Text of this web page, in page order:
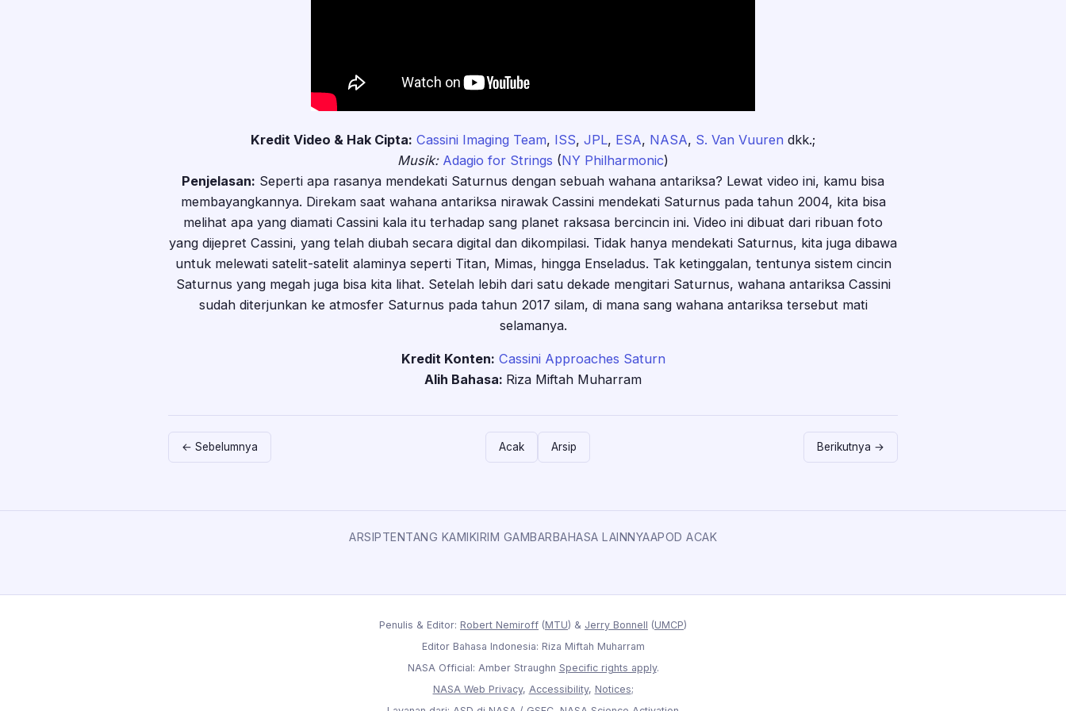
Kredit Video & Hak Cipta: Cassini Imaging Team, ISS, JPL, ESA, NASA, S. Van Vuuren dkk.;
Musik: Adagio for Strings (NY Philharmonic)
Penjelasan: Seperti apa rasanya mendekati Saturnus dengan sebuah wahana antariksa? Lewat video ini, kamu bisa
membayangkannya. Direkam saat wahana antariksa nirawak Cassini mendekati Saturnus pada tahun 2004, kita bisa
melihat apa yang diamati Cassini kala itu terhadap sang planet raksasa bercincin ini. Video ini dibuat dari ribuan foto
yang dijepret Cassini, yang telah diubah secara digital dan dikompilasi. Tidak hanya mendekati Saturnus, kita juga dibawa
untuk melewati satelit-satelit alaminya seperti Titan, Mimas, hingga Enseladus. Tak ketinggalan, tentunya sistem cincin
Saturnus yang megah juga bisa kita lihat. Setelah lebih dari satu dekade mengitari Saturnus, wahana antariksa Cassini
sudah diterjunkan ke atmosfer Saturnus pada tahun 2017 silam, di mana sang wahana antariksa tersebut mati
selamanya.
Kredit Konten: Cassini Approaches Saturn
Alih Bahasa: Riza Miftah Muharram
← Sebelumnya Acak Arsip Berikutnya →
ARSIPTENTANG KAMIKIRIM GAMBARBAHASA LAINNYAAPOD ACAK
Penulis & Editor: Robert Nemiroff (MTU) & Jerry Bonnell (UMCP)
Editor Bahasa Indonesia: Riza Miftah Muharram
NASA Official: Amber Straughn Specific rights apply.
NASA Web Privacy, Accessibility, Notices;